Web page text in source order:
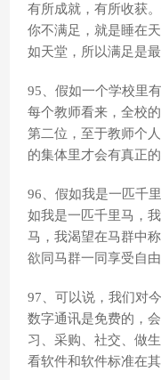
有所成就，有所收获
你不满足，就是睡在
如天堂，所以满足是最
95、假如一个学校里
每个教师看来，全校
第二位，至于教师个
的集体里才会有真正的
96、假如我是一匹千
如我是一匹千里马，
马，我渴望在马群中
欲同马群一同享受自由
97、可以说，我们对
数字通讯是免费的，
习、采购、社交、做
看软件和软件标准在